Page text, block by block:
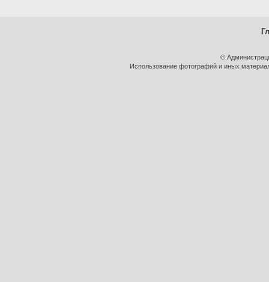
©
Использование фотографий и иных